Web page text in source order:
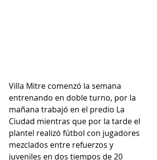
Villa Mitre comenzó la semana
entrenando en doble turno, por la
mañana trabajó en el predio La
Ciudad mientras que por la tarde el
plantel realizó fútbol con jugadores
mezclados entre refuerzos y
juveniles en dos tiempos de 20